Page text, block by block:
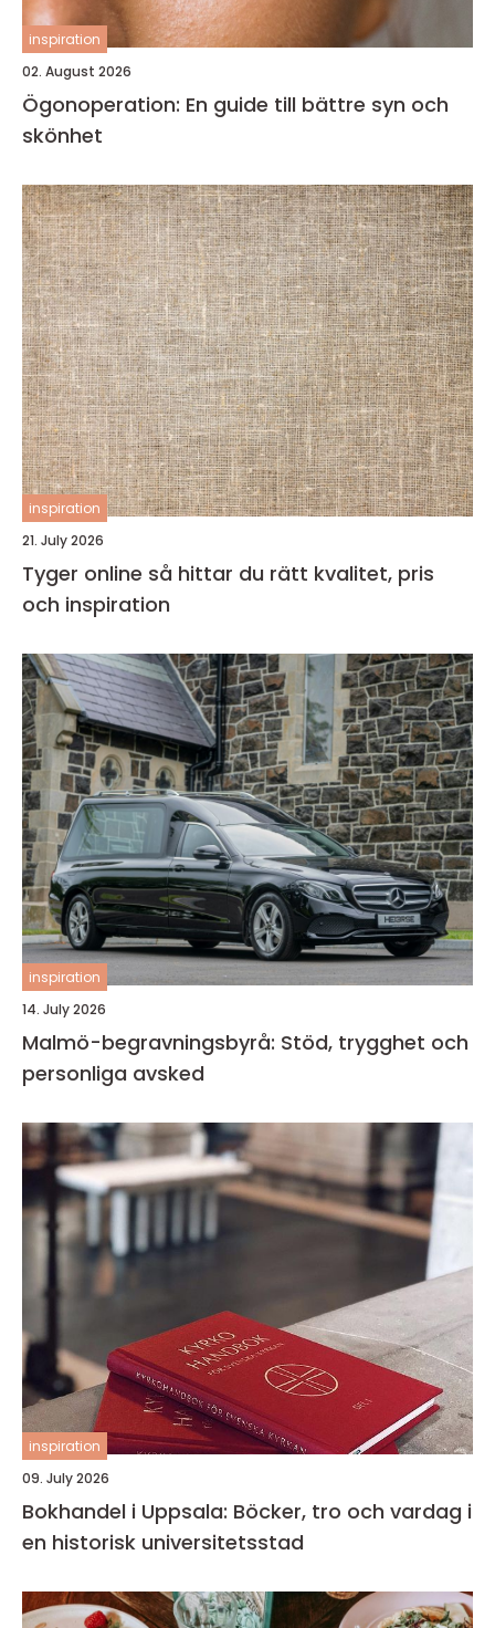
inspiration
02. August 2026
Ögonoperation: En guide till bättre syn och
skönhet
inspiration
21. July 2026
Tyger online så hittar du rätt kvalitet, pris
och inspiration
inspiration
14. July 2026
Malmö-begravningsbyrå: Stöd, trygghet och
personliga avsked
inspiration
09. July 2026
Bokhandel i Uppsala: Böcker, tro och vardag i
en historisk universitetsstad